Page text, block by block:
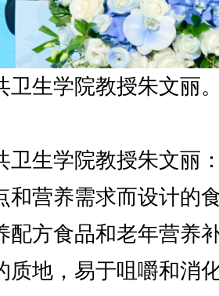
卫生学院教授朱文丽
卫生学院教授朱文丽
和营养需求而设计的
配方食品和老年营养
质地，易于咀嚼和消